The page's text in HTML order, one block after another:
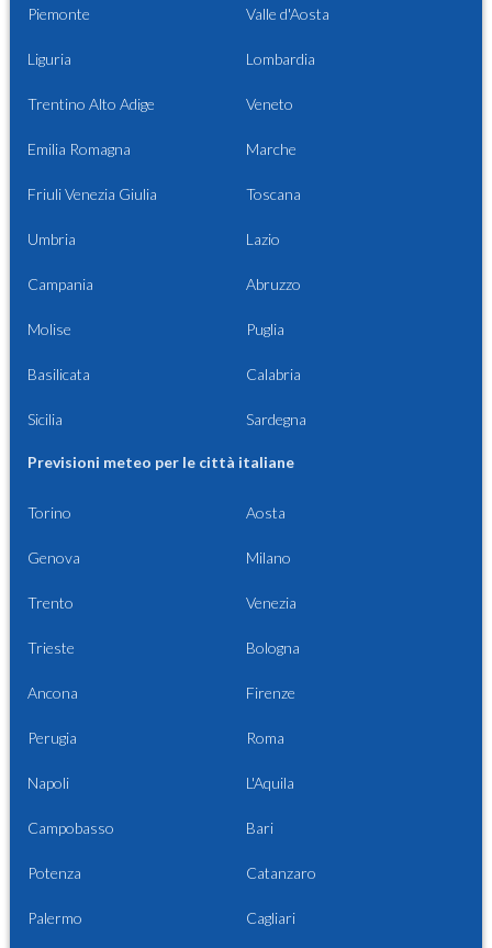
Piemonte Valle d'Aosta
Liguria Lombardia
Trentino Alto Adige Veneto
Emilia Romagna Marche
Friuli Venezia Giulia Toscana
Umbria Lazio
Campania Abruzzo
Molise Puglia
Basilicata Calabria
Sicilia Sardegna
Previsioni meteo per le città italiane
Torino Aosta
Genova Milano
Trento Venezia
Trieste Bologna
Ancona Firenze
Perugia Roma
Napoli L'Aquila
Campobasso Bari
Potenza Catanzaro
Palermo Cagliari